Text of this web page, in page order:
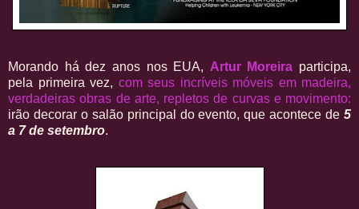
Morando há dez anos nos EUA, Artur Moreira participa,
pela primeira vez, com seus incríveis móveis em madeira,
verdadeiras obras de arte, repletos de curvas e movimento:
irão decorar o salão principal do evento, que acontece de 5
a 7 de setembro.